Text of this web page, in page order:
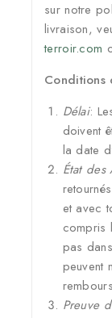
sur notre
livraison,
terroir.com
Conditions
Délai:
doivent
la date
État des
et avec
compris
pas
peuvent
Preuve